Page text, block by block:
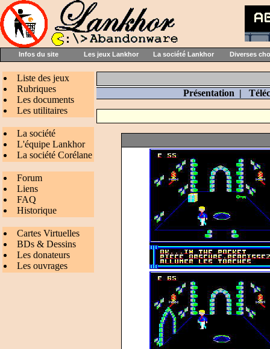
Infos du site Les jeux Lankhor La société Lankhor Diverses
Liste des jeux
Rubriques
Les documents
Les utilitaires
La société
L'équipe Lankhor
La société Corélane
Forum
Liens
FAQ
Historique
Cartes Virtuelles
BDs & Dessins
Les donateurs
Les ouvrages
Présentation |